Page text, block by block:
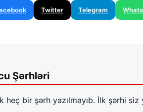
Twitter Telegram
Şərhləri
heç bir şərh yazılmayıb. İlk şərhi siz